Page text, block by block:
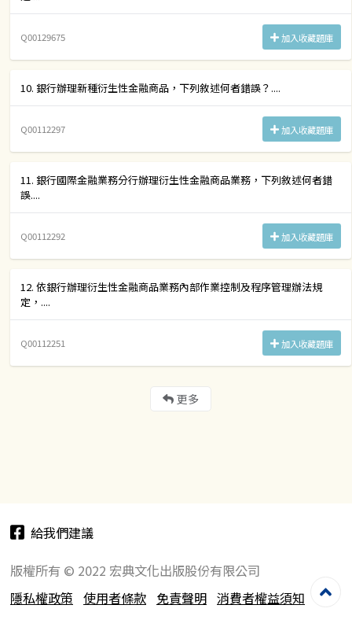
Q00129675 加入收藏題庫
10. 銀行辦理新種衍生性金融商品，下列敘述何者錯誤？....
Q00112297 加入收藏題庫
11. 銀行國際金融業務分行辦理衍生性金融商品業務，下列敘述何者錯
誤....
Q00112292 加入收藏題庫
12. 依銀行辦理衍生性金融商品業務內部作業控制及程序管理辦法規
定，....
Q00112251 加入收藏題庫
更多
給我們建議
版權所有 © 2022 宏典文化出版股份有限公司
隱私權政策 使用者條款 免責聲明 消費者權益須知